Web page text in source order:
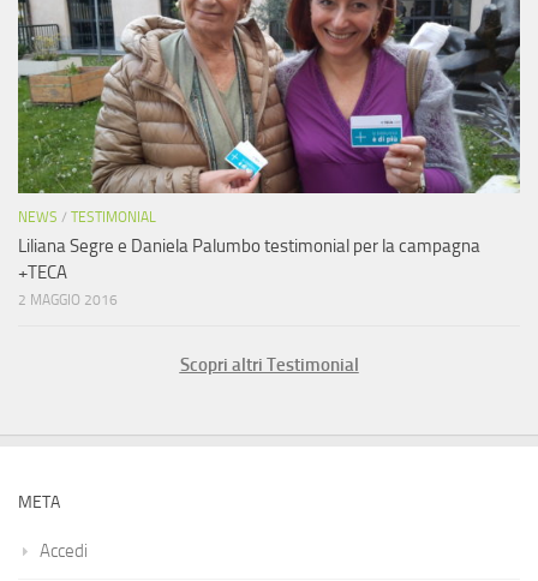
NEWS / TESTIMONIAL
Liliana Segre e Daniela Palumbo testimonial per la campagna
+TECA
2 MAGGIO 2016
Scopri altri Testimonial
META
Accedi